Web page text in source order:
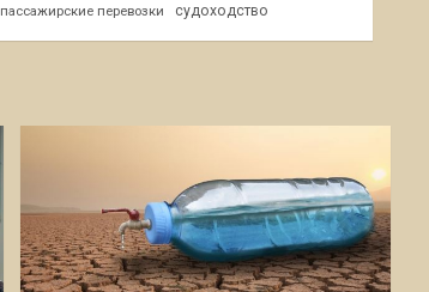
пассажирские перевозки судоходство